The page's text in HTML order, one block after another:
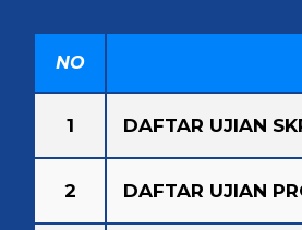
NO
1 DAFTAR UJIAN
2 DAFTAR UJIAN